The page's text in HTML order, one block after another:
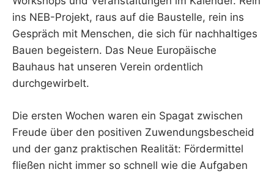
ins NEB-Projekt, raus auf die Baustelle, rein ins
Gespräch mit Menschen, die sich für nachhaltiges
Bauen begeistern. Das Neue Europäische
Bauhaus hat unseren Verein ordentlich
durchgewirbelt.
Die ersten Wochen waren ein Spagat zwischen
Freude über den positiven Zuwendungsbescheid
und der ganz praktischen Realität: Fördermittel
fließen nicht immer so schnell wie die Aufgaben